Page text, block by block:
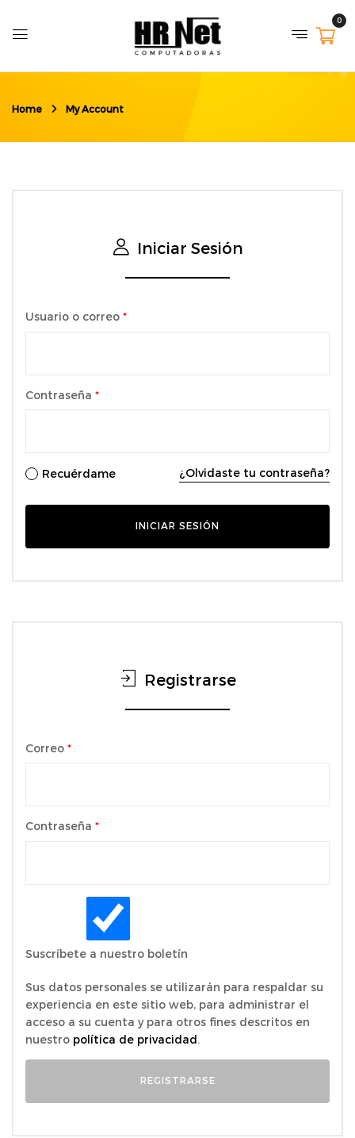
0
Home My Account
Iniciar Sesión
Usuario o correo *
Contraseña *
Recuérdame ¿Olvidaste tu contraseña?
Registrarse
Correo *
Contraseña *
Suscríbete a nuestro boletín
Sus datos personales se utilizarán para respaldar su
experiencia en este sitio web, para administrar el
acceso a su cuenta y para otros fines descritos en
nuestro política de privacidad.